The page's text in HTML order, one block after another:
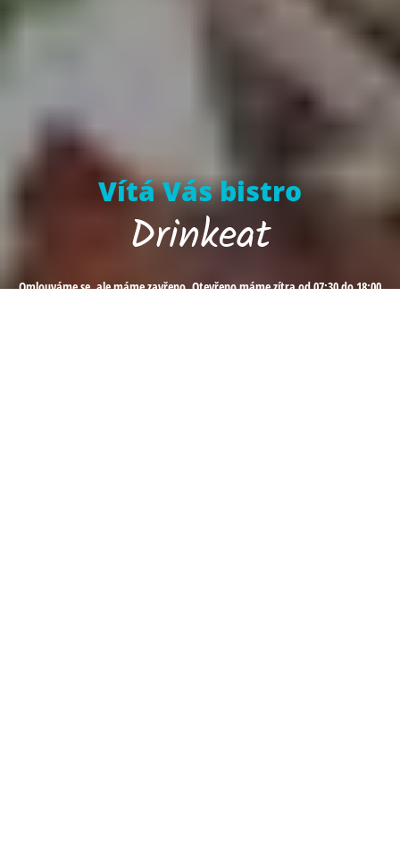
Vítá Vás bistro
Drinkeat
Omlouváme se, ale máme zavřeno. Otevřeno máme zítra od 07:30 do 18:00